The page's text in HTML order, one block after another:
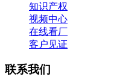
知识产权
视频中心
在线看厂
客户见证
联系我们